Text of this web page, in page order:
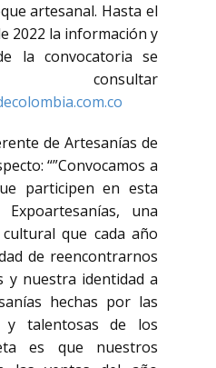
artesanal. Hasta el
2022 la información y
la convocatoria se
de Artesanías de
“”Convocamos a
participen en esta
una
que cada año
de reencontrarnos
y nuestra identidad a
hechas por las
y talentosas de los
es que nuestros